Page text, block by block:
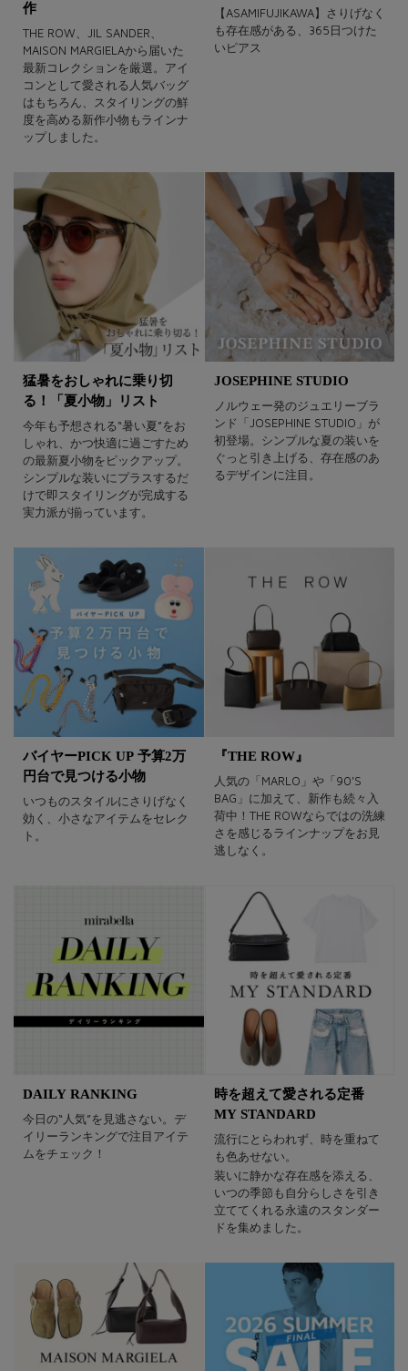
作
THE ROW、JIL SANDER、
MAISON MARGIELAから届いた
最新コレクションを厳選。アイ
コンとして愛される人気バッグ
はもちろん、スタイリングの鮮
度を高める新作小物もラインナ
ップしました。
【ASAMIFUJIKAWA】さりげなく
も存在感がある、365日つけた
いピアス
猛暑をおしゃれに乗り切
る！「夏小物」リスト
今年も予想される“暑い夏”をお
しゃれ、かつ快適に過ごすため
の最新夏小物をピックアップ。
シンプルな装いにプラスするだ
けで即スタイリングが完成する
実力派が揃っています。
JOSEPHINE STUDIO
ノルウェー発のジュエリーブラ
ンド「JOSEPHINE STUDIO」が
初登場。シンプルな夏の装いを
ぐっと引き上げる、存在感のあ
るデザインに注目。
バイヤーPICK UP 予算2万
円台で見つける小物
いつものスタイルにさりげなく
効く、小さなアイテムをセレク
ト。
『THE ROW』
人気の「MARLO」や「90'S
BAG」に加えて、新作も続々入
荷中！THE ROWならではの洗練
さを感じるラインナップをお見
逃しなく。
DAILY RANKING
今日の“人気”を見逃さない。デ
イリーランキングで注目アイテ
ムをチェック！
時を超えて愛される定番
MY STANDARD
流行にとらわれず、時を重ねて
も色あせない。
装いに静かな存在感を添える、
いつの季節も自分らしさを引き
立ててくれる永遠のスタンダー
ドを集めました。